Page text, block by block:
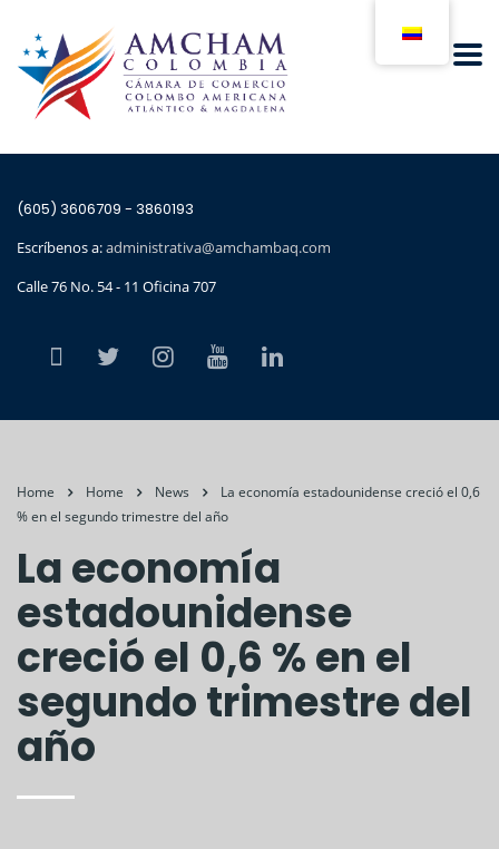
(605) 3606709 - 3860193
Escríbenos a:administrativa@amchambaq.com
Calle 76 No. 54 - 11 Oficina 707
Home Home News
La economía estadounidense creció el 0,6
% en el segundo trimestre del año
La economía
estadounidense
creció el 0,6 % en el
segundo trimestre del
año